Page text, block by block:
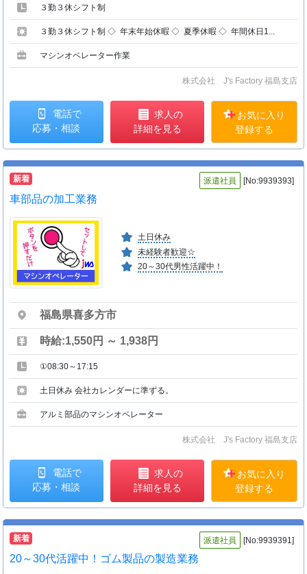
３勤３休シフト制
３勤３休シフト制 ◇ 年末年始休暇 ◇ 夏季休暇 ◇ 年間休日1...
マシンオペレーター作業
株式会社 J's Factory 福島支店
電話で
応募・相談
求人の
詳細を見る
お気に入り
登録する
新着 派遣社員 [No:9939393]
車部品の加工業務
土日休み
未経験者歓迎☆
20～30代男性活躍中！
福島県喜多方市
時給:1,550円 ～ 1,938円
①08:30～17:15
土日休み 会社カレンダーに準ずる。
アルミ部品のマシンオペレーター
株式会社 J's Factory 福島支店
電話で
応募・相談
求人の
詳細を見る
お気に入り
登録する
新着 派遣社員 [No:9939391]
20～30代活躍中！ゴム製品の製造業務